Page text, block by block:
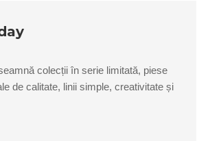
produsului.
colecții în serie limitată, piese
de calitate, linii simple, creativitate și